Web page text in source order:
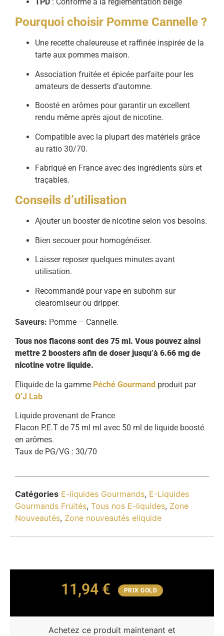
Pourquoi choisir Pomme Cannelle ?
Une recette chaleureuse et raffinée inspirée de la
tarte aux pommes maison.
Association fruitée et épicée parfaite pour les
amateurs de desserts d’automne.
Boosté en arômes pour garantir un excellent
rendu même après ajout de nicotine.
Compatible avec la plupart des matériels grâce
au ratio 30/70.
Fabriqué en France avec des ingrédients sûrs et
traçables.
Conseils d’utilisation
Ajouter un booster de nicotine selon vos besoins.
Bien secouer pour homogénéiser.
Laisser reposer quelques minutes avant
utilisation.
Recommandé pour vape en subohm sur
clearomiseur ou dripper.
Saveurs: Pomme – Cannelle.
Tous nos flacons sont des 75 ml. Vous pouvez ainsi
mettre 2 boosters afin de doser jusqu’à 6.66 mg de
nicotine votre liquide.
Eliquide de la gamme Péché Gourmand produit par
O’J Lab
Liquide provenant de France
Flacon P.E.T de 75 ml ml avec 50 ml de liquide boosté
en arômes.
Taux de PG/VG : 30/70
Catégories E-liquides Gourmands, E-Liquides
Gourmands Fruités, Tous nos E-liquides, Zone
Nouveautés, Zone nouveautés eliquide
11,94 € PRIX GOLD
Achetez ce produit maintenant et